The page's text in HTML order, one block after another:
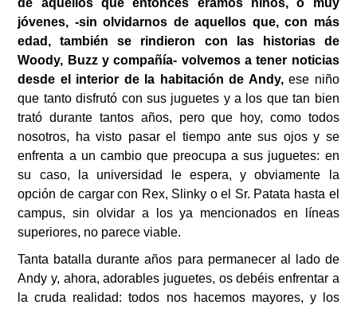
de aquellos que entonces éramos niños, o muy
jóvenes, -sin olvidarnos de aquellos que, con más
edad, también se rindieron con las historias de
Woody, Buzz y compañía- volvemos a tener noticias
desde el interior de la habitación de Andy,ese niño
que tanto disfrutó con sus juguetes y a los que tan bien
trató durante tantos años, pero que hoy, como todos
nosotros, ha visto pasar el tiempo ante sus ojos y se
enfrenta a un cambio que preocupa a sus juguetes: en
su caso, la universidad le espera, y obviamente la
opción de cargar con Rex, Slinky o el Sr. Patata hasta el
campus, sin olvidar a los ya mencionados en líneas
superiores, no parece viable.
Tanta batalla durante años para permanecer al lado de
Andy y, ahora, adorables juguetes, os debéis enfrentar a
la cruda realidad: todos nos hacemos mayores, y los